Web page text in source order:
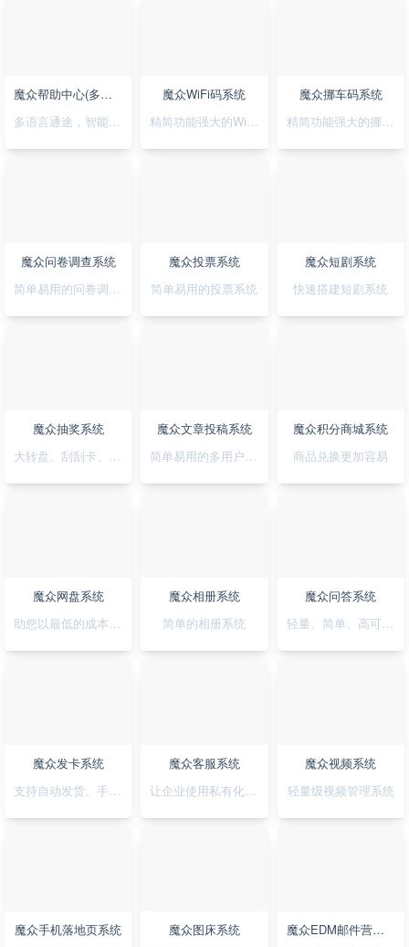
魔众帮助中心(多语言)系统
多语言通途，智能助您，轻松搭建无障碍帮助系统
魔众WiFi码系统
精简功能强大的WiFi码小程序
魔众挪车码系统
精简功能强大的挪车码小程序
魔众问卷调查系统
简单易用的问卷调查系统
魔众投票系统
简单易用的投票系统
魔众短剧系统
快速搭建短剧系统
魔众抽奖系统
大转盘、刮刮卡、积分、红包一站全搞定
魔众文章投稿系统
简单易用的多用户文章投稿系统
魔众积分商城系统
商品兑换更加容易
魔众网盘系统
魔众相册系统
简单的相册系统
魔众问答系统
魔众发卡系统
魔众客服系统
魔众视频系统
轻量级视频管理系统
魔众手机落地页系统
魔众图床系统
魔众EDM邮件营销系统